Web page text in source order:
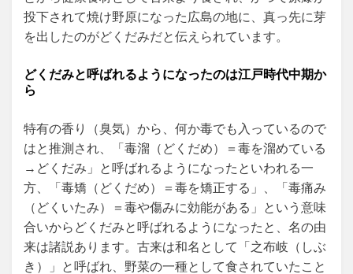
投下されて焼け野原になった広島の地に、真っ先に芽
を出したのがどくだみだと伝えられています。
どくだみと呼ばれるようになったのは江戸時代中期か
ら
特有の香り（臭気）から、何か毒でも入っているので
はと推測され、「毒溜（どくだめ）＝毒を溜めている
→どくだみ」と呼ばれるようになったといわれる一
方、「毒矯（どくだめ）＝毒を矯正する」、「毒痛み
（どくいたみ）＝毒や傷みに効能がある」という意味
合いからどくだみと呼ばれるようになったと、名の由
来は諸説あります。古来は和名として「之布岐（しぶ
き）」と呼ばれ、野菜の一種として食されていたこと